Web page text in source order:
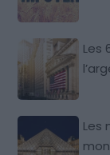
Les
Les